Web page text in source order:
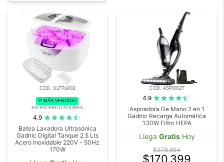
COD. ULTRA002
1º MÁS VENDIDO
EN ESTERILIZADORES
4.9
Batea Lavadora Ultrasónica
Gadnic Digital Tanque 2.5 Lts
Acero Inoxidable 220V - 50Hz
170W
COD. ASP00027
4.9
Aspiradora De Mano 2 en 1
Gadnic Recarga Automática
130W Filtro HEPA
Llega GratisHoy
$378.664
$170.399